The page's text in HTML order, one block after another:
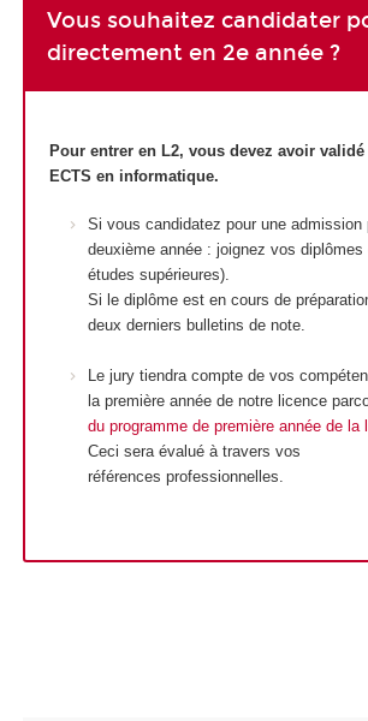
Vous souhaitez candidater
directement en 2e année ?
Pour entrer en L2, vous devez avoir
ECTS en informatique.
Si vous candidatez pour une admission
deuxième année : joignez vos diplômes
études supérieures).
Si le diplôme est en cours de
deux derniers bulletins de note.
Le jury tiendra compte de vos
la première année de notre licence
du programme de première année de la
Ceci sera évalué à travers vos
références professionnelles.